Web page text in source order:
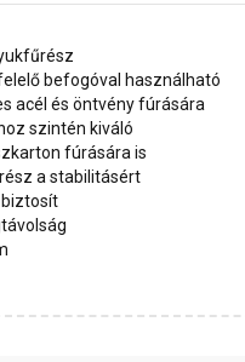
befogóval használható
acél és öntvény fúrására
szintén kiváló
fúrására is
a stabilitásért
biztosít